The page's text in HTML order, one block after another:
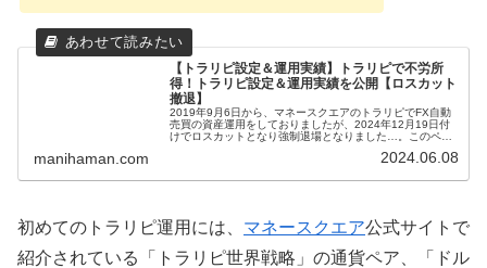
【トラリピ設定＆運用実績】トラリピで不労所
得！トラリピ設定＆運用実績を公開【ロスカット
撤退】
2019年9月6日から、マネースクエアのトラリピでFX自動
売買の資産運用をしておりましたが、2024年12月19日付
けでロスカットとなり強制退場となりました…。このペー
manihaman.com 2024.06.08
初めてのトラリピ運用には、 マネースクエア公式サイトで
紹介されている「トラリピ世界戦略」の通貨ペア、「ドル